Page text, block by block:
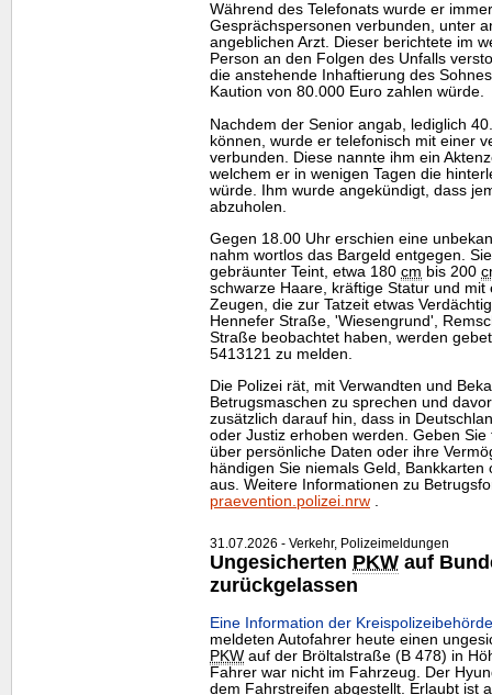
Während des Telefonats wurde er
Gesprächspersonen verbunden, unter
angeblichen Arzt. Dieser berichtete im
Person an den Folgen des Unfalls
die anstehende Inhaftierung des
Kaution von 80.000 Euro zahlen würde.
Nachdem der Senior angab, lediglich
können, wurde er telefonisch mit einer
verbunden. Diese nannte ihm ein
welchem er in wenigen Tagen die
würde. Ihm wurde angekündigt, dass
abzuholen.
Gegen 18.00 Uhr erschien eine
nahm wortlos das Bargeld entgegen.
gebräunter Teint, etwa 180 cm bis 200
schwarze Haare, kräftige Statur und
Zeugen, die zur Tatzeit etwas
Hennefer Straße, 'Wiesengrund',
Straße beobachtet haben, werden
5413121 zu melden.
Die Polizei rät, mit Verwandten und
Betrugsmaschen zu sprechen und
zusätzlich darauf hin, dass in
oder Justiz erhoben werden. Geben
über persönliche Daten oder ihre
händigen Sie niemals Geld,
aus. Weitere Informationen zu
praevention.polizei.nrw .
31.07.2026 - Verkehr, Polizeimeldungen
Ungesicherten PKW auf
zurückgelassen
Eine Information der
meldeten Autofahrer heute einen
PKW auf der Bröltalstraße (B 478) in
Fahrer war nicht im Fahrzeug. Der
dem Fahrstreifen abgestellt. Erlaubt ist